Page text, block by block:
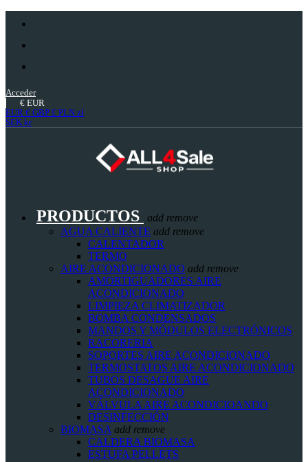
Acceder
€ EUR
EUR € GBP £ PLN zł
SEK kr
PRODUCTOS add remove
AGUA CALIENTE add remove
CALENTADOR
TERMO
AIRE ACONDICIONADO add remove
AMORTIGUADORES AIRE
ACONDICIONADO
LIMPIEZA CLIMATIZADOR
BOMBA CONDENSADOS
MANDOS Y MÓDULOS ELECTRÓNICOS
RACORERIA
SOPORTES AIRE ACONDICIONADO
TERMOSTATOS AIRE ACONDICIONADO
TUBOS DESAGÜE AIRE
ACONDICIONADO
VÁLVULA AIRE ACONDICIOANDO
DESINFECCIÓN
BIOMASA add remove
CALDERA BIOMASA
ESTUFA PELLETS